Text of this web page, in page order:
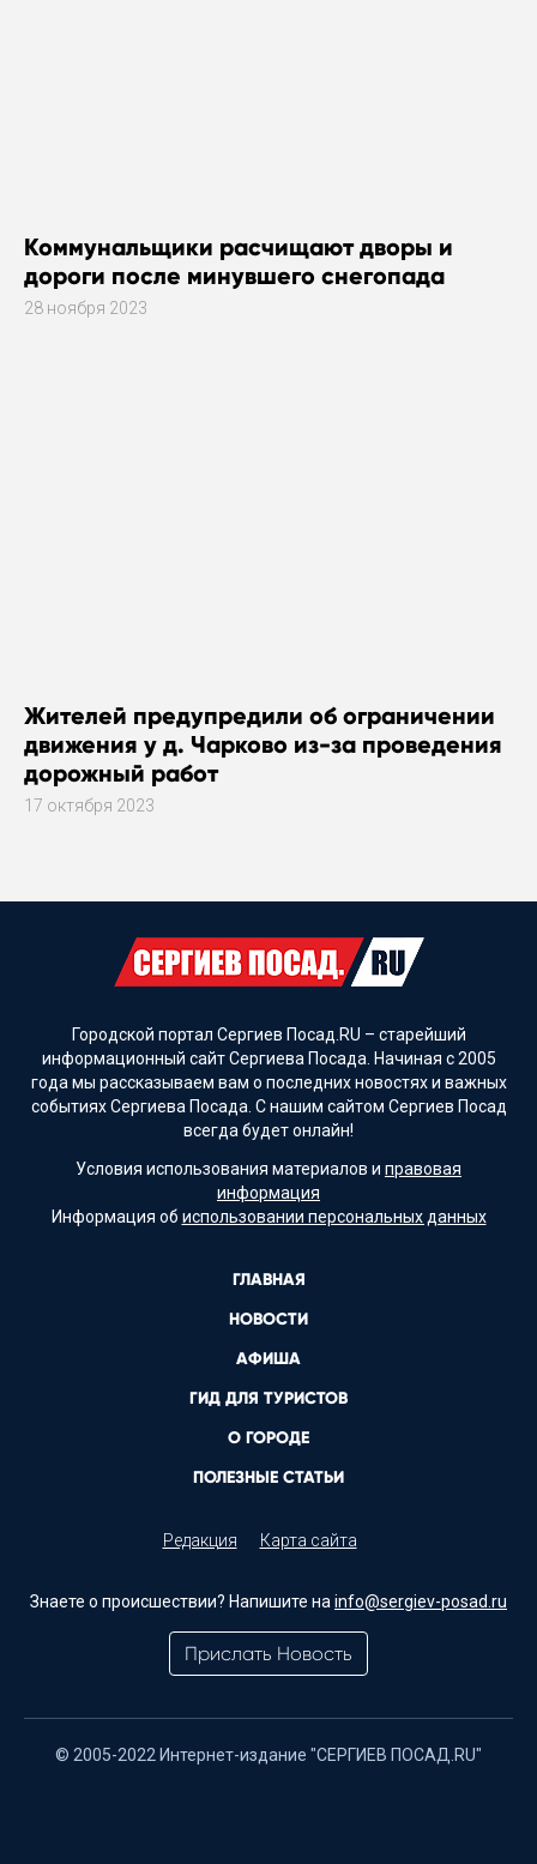
Коммунальщики расчищают дворы и
дороги после минувшего снегопада
28 ноября 2023
Жителей предупредили об ограничении
движения у д. Чарково из-за проведения
дорожный работ
17 октября 2023
Городской портал Сергиев Посад.RU – старейший
информационный сайт Сергиева Посада. Начиная с 2005
года мы рассказываем вам о последних новостях и важных
событиях Сергиева Посада. С нашим сайтом Сергиев Посад
всегда будет онлайн!
Условия использования материалов и правовая
информация
Информация об использовании персональных данных
ГЛАВНАЯ
НОВОСТИ
АФИША
ГИД ДЛЯ ТУРИСТОВ
О ГОРОДЕ
ПОЛЕЗНЫЕ СТАТЬИ
Редакция Карта сайта
Знаете о происшествии? Напишите на info@sergiev-posad.ru
Прислать Новость
© 2005-2022 Интернет-издание "СЕРГИЕВ ПОСАД.RU"